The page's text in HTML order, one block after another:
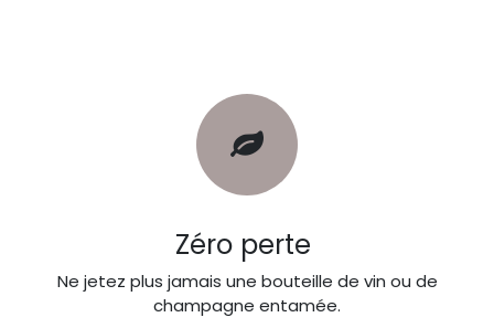
Zéro perte
Ne jetez plus jamais une bouteille de vin ou de
champagne entamée.